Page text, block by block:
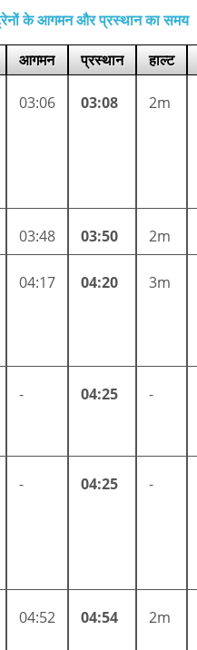
के आगमन और प्रस्थान का समय
आगमन प्रस्थान हाल्ट
03:06 03:08 2m
03:48 03:50 2m
04:17 04:20 3m
- 04:25 -
- 04:25 -
04:52 04:54 2m